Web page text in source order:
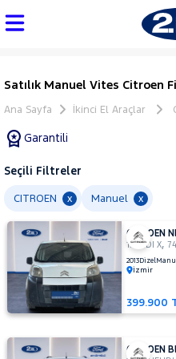
Satılık Manuel Vites Citroen
Ana Sayfa İkinci El Araçlar
Garantili
Tüm
Araçlar
AUDI
BMC
BMW
BYD
Seçili Filtreler
CITROEN x Manuel x
CITROEN
1.3 HDI X,
2013Dizel
İzmir
399.900
CITROEN